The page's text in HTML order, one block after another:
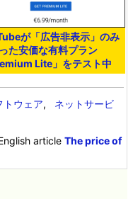
が「広告非表示」のみ
た安価な有料プラン
Lite」をテスト中
トウェア, ネットサービ
articleThe price of